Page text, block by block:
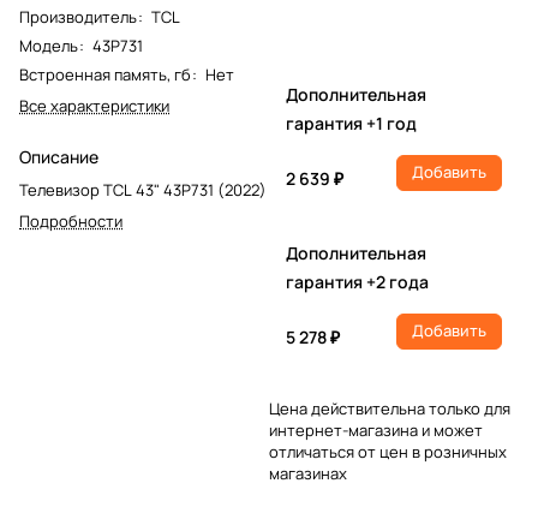
Производитель: TCL
Модель: 43P731
Встроенная память, гб: Нет
Все характеристики
Описание
Телевизор TCL 43" 43P731 (2022)
Подробности
Дополнительная
гарантия +1 год
2 639 ₽ Добавить
Дополнительная
гарантия +2 года
5 278 ₽ Добавить
Цена действительна только для
интернет-магазина и может
отличаться от цен в розничных
магазинах